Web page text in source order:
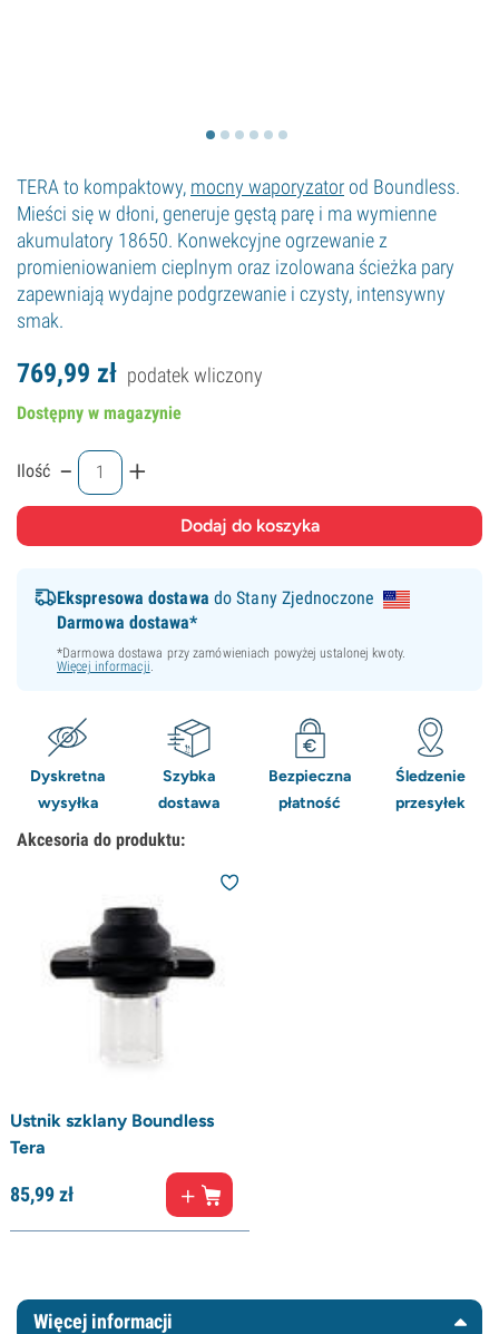
TERA to kompaktowy, mocny waporyzator od Boundless.
Mieści się w dłoni, generuje gęstą parę i ma wymienne
akumulatory 18650. Konwekcyjne ogrzewanie z
promieniowaniem cieplnym oraz izolowana ścieżka pary
zapewniają wydajne podgrzewanie i czysty, intensywny
smak.
769,99 zł podatek wliczony
Dostępny w magazynie
Ilość - +
Ekspresowa dostawa do Stany Zjednoczone
Darmowa dostawa*
*Darmowa dostawa przy zamówieniach powyżej ustalonej kwoty.
Więcej informacji.
Dyskretna
wysyłka
Szybka
dostawa
Bezpieczna
płatność
Śledzenie
przesyłek
Akcesoria do produktu:
Ustnik szklany Boundless
Tera
85,99zł
Więcej informacji